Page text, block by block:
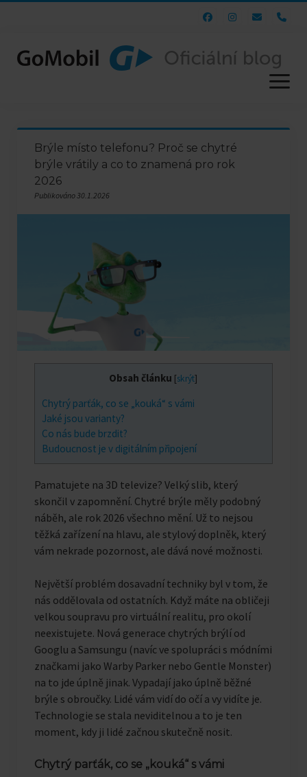
otevřít
menu
e-shop
webBrýle místo telefonu? Proč se chytré
brýle vrátily a co to znamená pro rok
2026
Publikováno 30.1.2026
Obsah článku [skrýt]
Chytrý parťák, co se „kouká“ s vámi
Jaké jsou varianty?
Co nás bude brzdit?
Budoucnost je v digitálním připojení
Pamatujete na 3D televize? Velký slib, který
skončil v zapomnění. Chytré brýle měly podobný
náběh, ale rok 2026 všechno mění. Už to nejsou
těžká zařízení na hlavu, ale stylový doplněk, který
vám nekrade pozornost, ale dává nové možnosti.
Největší problém dosavadní techniky byl v tom, že
nás oddělovala od ostatních. Když máte na obličeji
velkou soupravu pro virtuální realitu, pro okolí
neexistujete. Nová generace chytrých brýlí od
Googlu a Samsungu (navíc ve spolupráci s módními
značkami jako Warby Parker nebo Gentle Monster)
na to jde úplně jinak. Vypadají jako úplně běžné
brýle s obroučky. Lidé vám vidí do očí a vy vidíte je.
Technologie se stala neviditelnou a to je ten
moment, kdy ji lidé začnou skutečně nosit.
Chytrý parťák, co se „kouká“ s vámi